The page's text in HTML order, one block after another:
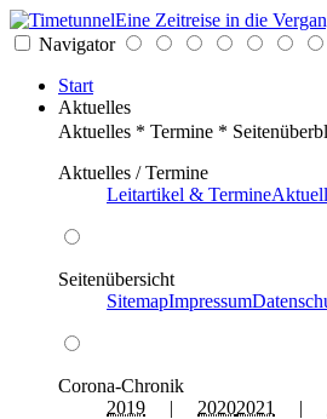
Eine Zeitreise in die
Navigator
Start
Aktuelles
Aktuelles * Termine *
Aktuelles / Termine
Leitartikel & Termine
Seitenübersicht
SitemapImpressum
Corona-Chronik
2019 | 20202021 |